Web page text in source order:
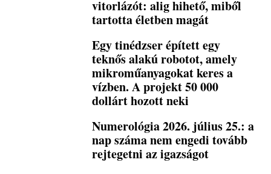
vitorlázót: alig hihető, miből
tartotta életben magát
Egy tinédzser épített egy
teknős alakú robotot, amely
mikroműanyagokat keres a
vízben. A projekt 50 000
dollárt hozott neki
Numerológia 2026. július 25.: a
nap száma nem engedi tovább
rejtegetni az igazságot